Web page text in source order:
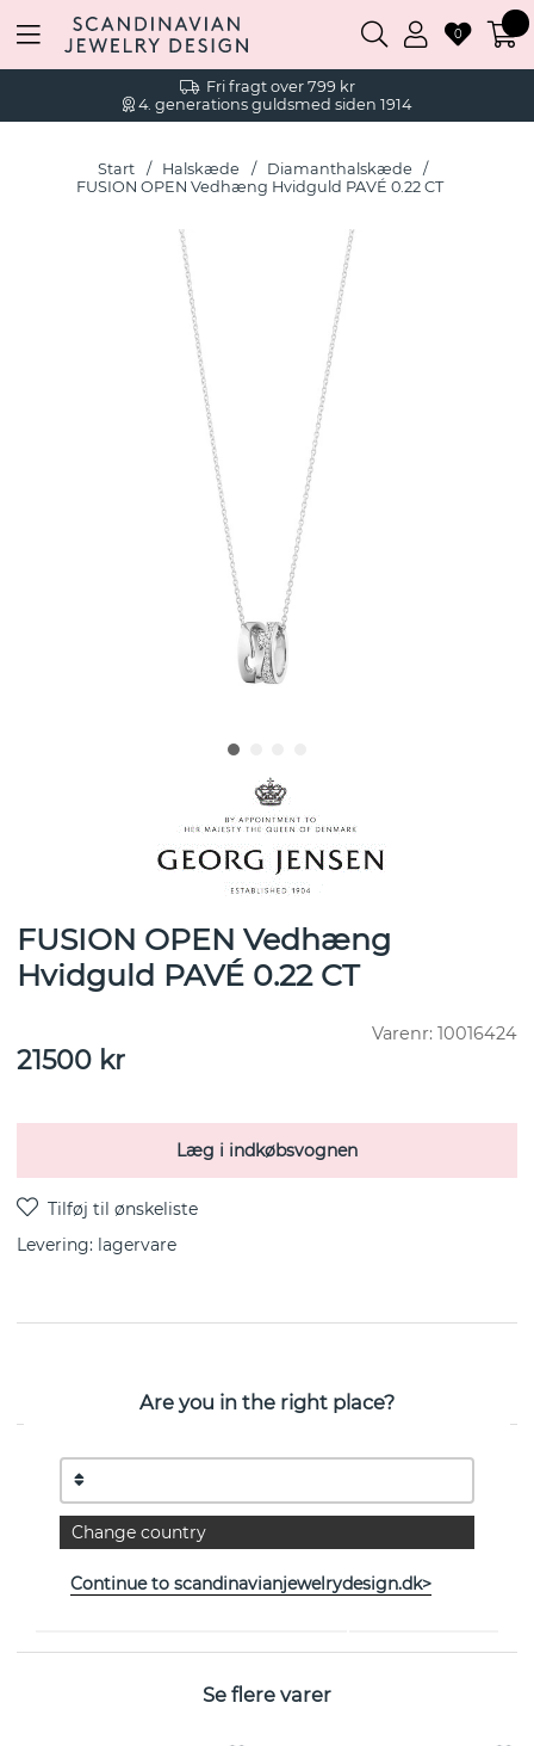
Fri fragt over 799 kr
4. generations guldsmed siden 1914
0
Start Halskæde
Diamanthalskæde
FUSION OPEN Vedhæng Hvidguld PAVÉ 0.22 CT
FUSION OPEN Vedhæng
Hvidguld PAVÉ 0.22 CT
Varenr: 10016424
21500 kr
Læg i indkøbsvognen
Levering: lagervare
fra danske Georg Jensen 45 cm
EGENSKABER
Diameter: 12 mm
Se flere varer
Are you in the right place?
Change country
Continue to scandinavianjewelrydesign.dk>